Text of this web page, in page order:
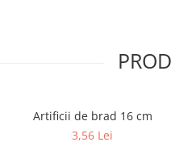
Artificii de brad 16 cm
3,56 Lei